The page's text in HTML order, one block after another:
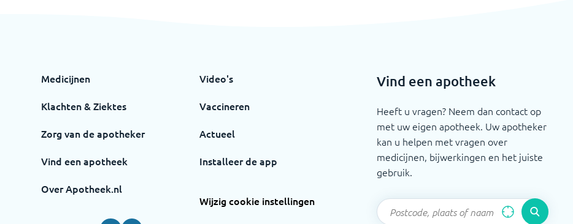
Medicijnen
Klachten & Ziektes
Zorg van de apotheker
Vind een apotheek
Over Apotheek.nl
Video's
Vaccineren
Actueel
Installeer de app
Wijzig cookie instellingen
Vind een apotheek
Heeft u vragen? Neem dan contact op
met uw eigen apotheek. Uw apotheker
kan u helpen met vragen over
medicijnen, bijwerkingen en het juiste
gebruik.